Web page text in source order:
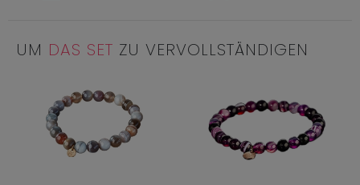
UM DAS SET ZU VERVOLLSTÄNDIGEN